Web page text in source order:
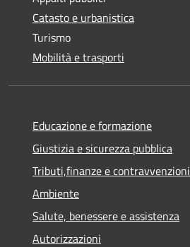
Catasto e urbanistica
Turismo
Mobilità e trasporti
Educazione e formazione
Giustizia e sicurezza pubblica
Tributi,finanze e contravvenzioni
Ambiente
Salute, benessere e assistenza
Autorizzazioni